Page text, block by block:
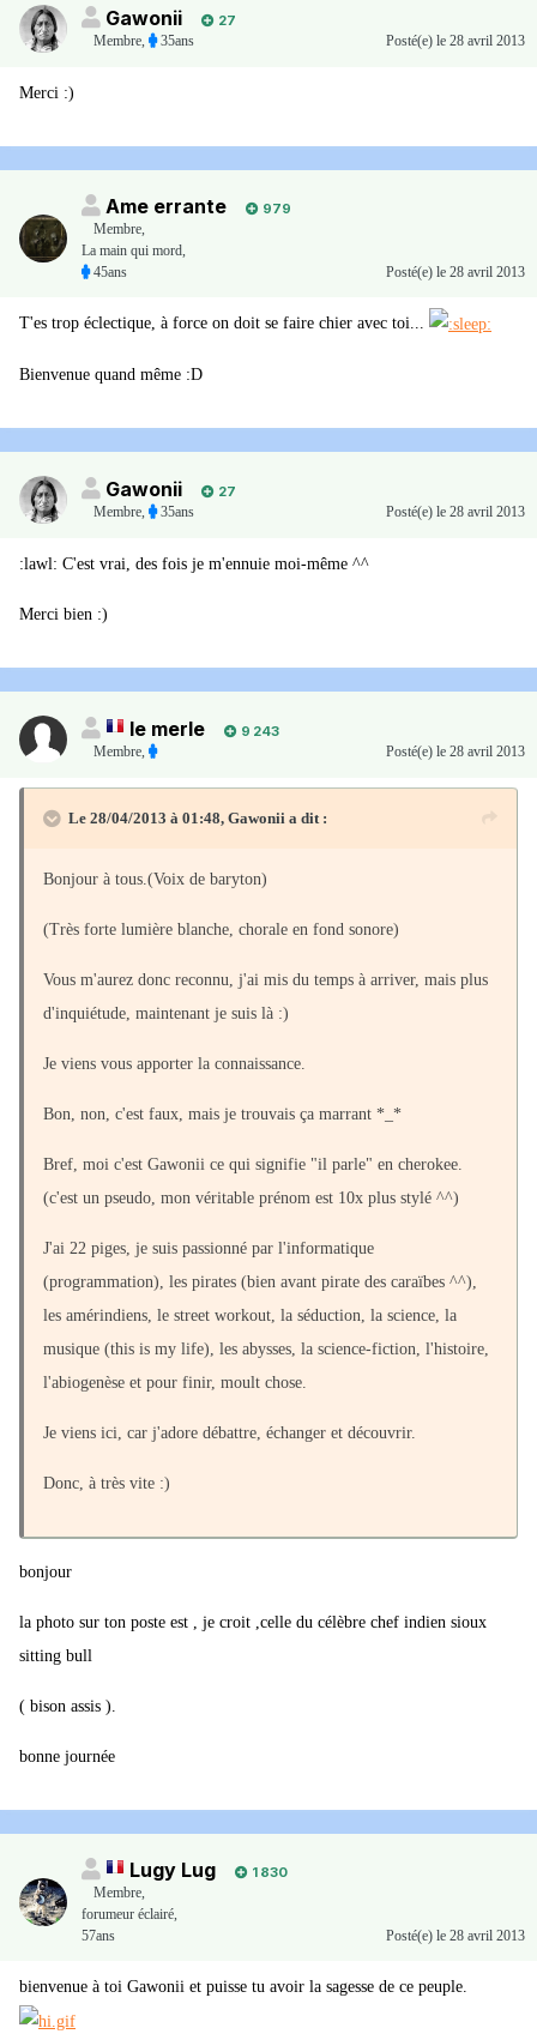
Gawonii
27
Membre, 35ans Posté(e) le 28 avril 2013
Merci :)
Ame errante
979
Membre,
La main qui mord,
45ans
Posté(e) le 28 avril 2013
T'es trop éclectique, à force on doit se faire chier avec toi...
Bienvenue quand même :D
Gawonii
27
Membre, 35ans Posté(e) le 28 avril 2013
:lawl: C'est vrai, des fois je m'ennuie moi-même ^^
Merci bien :)
le merle
9 243
Membre, Posté(e) le 28 avril 2013
Le 28/04/2013 à 01:48, Gawonii a dit :
Bonjour à tous.(Voix de baryton)
(Très forte lumière blanche, chorale en fond sonore)
Vous m'aurez donc reconnu, j'ai mis du temps à arriver, mais plus
d'inquiétude, maintenant je suis là :)
Je viens vous apporter la connaissance.
Bon, non, c'est faux, mais je trouvais ça marrant *_*
Bref, moi c'est Gawonii ce qui signifie "il parle" en cherokee.
(c'est un pseudo, mon véritable prénom est 10x plus stylé ^^)
J'ai 22 piges, je suis passionné par l'informatique
(programmation), les pirates (bien avant pirate des caraïbes ^^),
les amérindiens, le street workout, la séduction, la science, la
musique (this is my life), les abysses, la science-fiction, l'histoire,
l'abiogenèse et pour finir, moult chose.
Je viens ici, car j'adore débattre, échanger et découvrir.
Donc, à très vite :)
bonjour
la photo sur ton poste est , je croit ,celle du célèbre chef indien sioux
sitting bull
( bison assis ).
bonne journée
Lugy Lug
1 830
Membre,
forumeur éclairé,
57ans
Posté(e) le 28 avril 2013
bienvenue à toi Gawonii et puisse tu avoir la sagesse de ce peuple.